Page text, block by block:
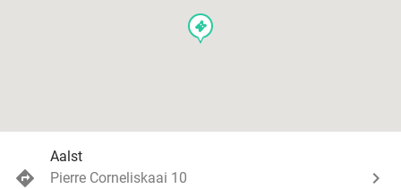
events
Aalst
Pierre Corneliskaai 10